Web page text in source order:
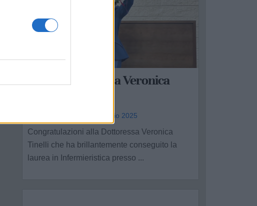
Congratulazioni a Veronica
Valerio Tinelli - mer 7 maggio 2025
Congratulazioni alla Dottoressa Veronica
Tinelli che ha brillantemente conseguito la
laurea in Infermieristica presso ...